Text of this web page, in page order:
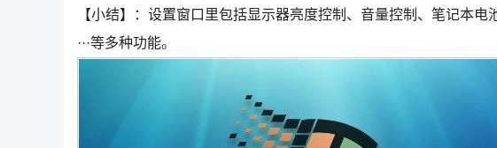
【小结】：设置窗口里包括显示器亮度控制、音量控制、笔记本
···等多种功能。